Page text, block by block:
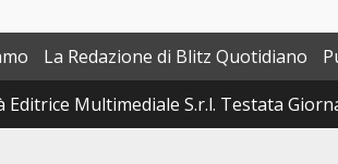
La Redazione di Blitz Quotidiano
Multimediale S.r.l. Testata